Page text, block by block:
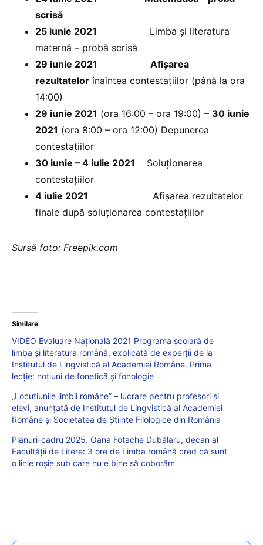
scrisă
25 iunie 2021 Limba și literatura
maternă – probă scrisă
29 iunie 2021
Afișarea
rezultatelor înaintea contestațiilor (până la ora
14:00)
29 iunie 2021 (ora 16:00 – ora 19:00) – 30 iunie
2021 (ora 8:00 – ora 12:00) Depunerea
contestațiilor
30 iunie – 4 iulie 2021 Soluționarea
contestațiilor
4 iulie 2021 Afișarea rezultatelor
finale după soluționarea contestațiilor
Sursă foto: Freepik.com
Similare
VIDEO Evaluare Națională 2021 Programa școlară de
limba și literatura română, explicată de experții de la
Institutul de Lingvistică al Academiei Române. Prima
lecție: noțiuni de fonetică și fonologie
„Locuțiunile limbii române” – lucrare pentru profesori și
elevi, anunțată de Institutul de Lingvistică al Academiei
Române și Societatea de Științe Filologice din România
Planuri-cadru 2025. Oana Fotache Dubălaru, decan al
Facultății de Litere: 3 ore de Limba română cred că sunt
o linie roșie sub care nu e bine să coborâm